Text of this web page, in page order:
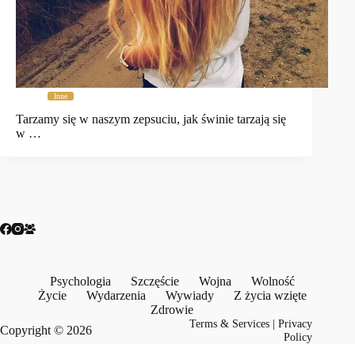
Inne
Tarzamy się w naszym zepsuciu, jak świnie tarzają się
w …
Psychologia Szczęście Wojna
Wolność
Życie
Wydarzenia Wywiady
Z życia wzięte
Zdrowie
Copyright © 2026
Terms & Services |Privacy
Policy